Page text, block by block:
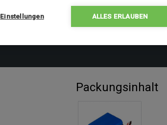
Packungsinhalt
Einstellungen ALLES ERLAUBEN